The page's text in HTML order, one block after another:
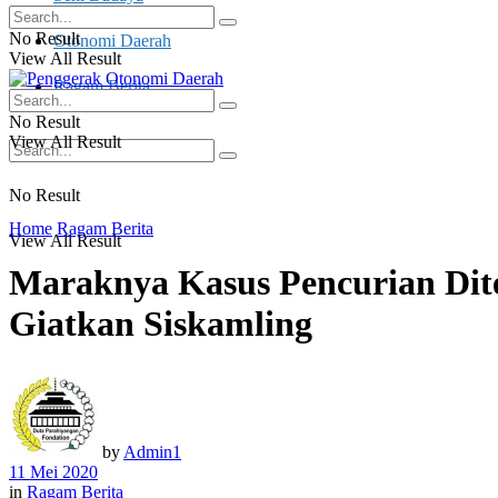
Otonomi Daerah
Ragam Berita
No Result
View All Result
No Result
View All Result
No Result
View All Result
Home Ragam Berita
Maraknya Kasus Pencurian
Giatkan Siskamling
by Admin1
11 Mei 2020
in Ragam Berita